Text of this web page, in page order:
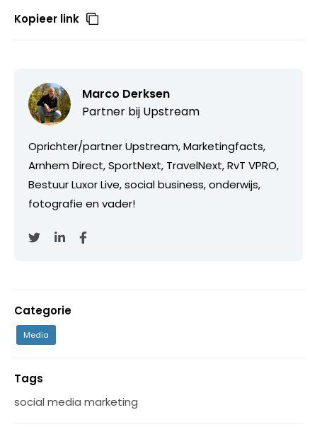
Kopieer link
Marco Derksen
Partner bij Upstream
Oprichter/partner Upstream, Marketingfacts,
Arnhem Direct, SportNext, TravelNext, RvT VPRO,
Bestuur Luxor Live, social business, onderwijs,
fotografie en vader!
Categorie
Media
Tags
social media marketing